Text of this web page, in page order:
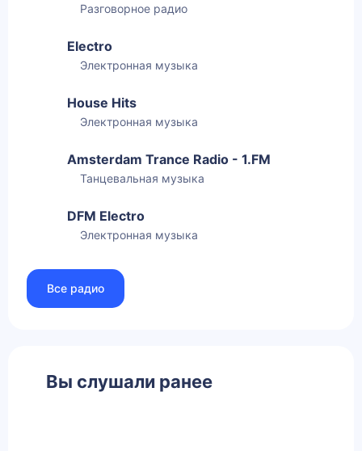
Разговорное радио
Electro
Электронная музыка
House Hits
Электронная музыка
Amsterdam Trance Radio - 1.FM
Танцевальная музыка
DFM Electro
Электронная музыка
Все радио
Вы слушали ранее